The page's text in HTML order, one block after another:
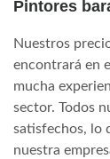
Pintores
Nuestros
encontrará en
mucha
sector. Todos
satisfechos, lo
nuestra